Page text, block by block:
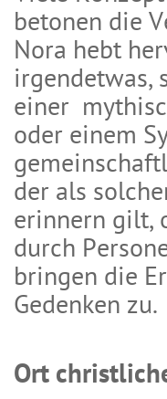
betonen die
Nora hebt
irgendetwas,
einer
oder einem
der als
erinnern gilt,
durch
bringen die
Gedenken zu.
Ort